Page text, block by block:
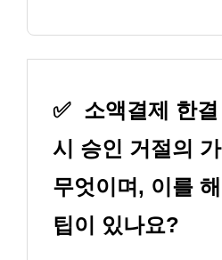
✅ 소액결제 한
시 승인 거절의
무엇이며, 이를
팁이 있나요?